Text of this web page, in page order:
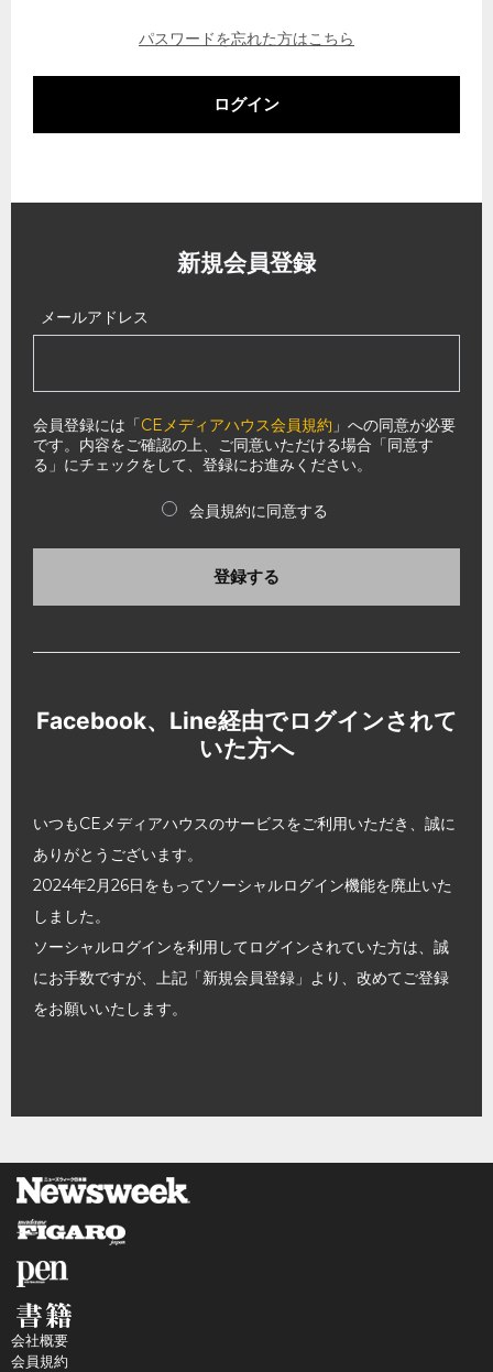
パスワードを忘れた方はこちら
ログイン
新規会員登録
メールアドレス
会員登録には「CEメディアハウス会員規約 」への同意が必要
です。内容をご確認の上、ご同意いただける場合「同意す
る」にチェックをして、登録にお進みください。
会員規約に同意する
登録する
Facebook、Line経由でログインされて
いた方へ
いつもCEメディアハウスのサービスをご利用いただき、誠に
ありがとうございます。
2024年2月26日をもってソーシャルログイン機能を廃止いた
しました。
ソーシャルログインを利用してログインされていた方は、誠
にお手数ですが、上記「新規会員登録」より、改めてご登録
をお願いいたします。
会社概要
会員規約